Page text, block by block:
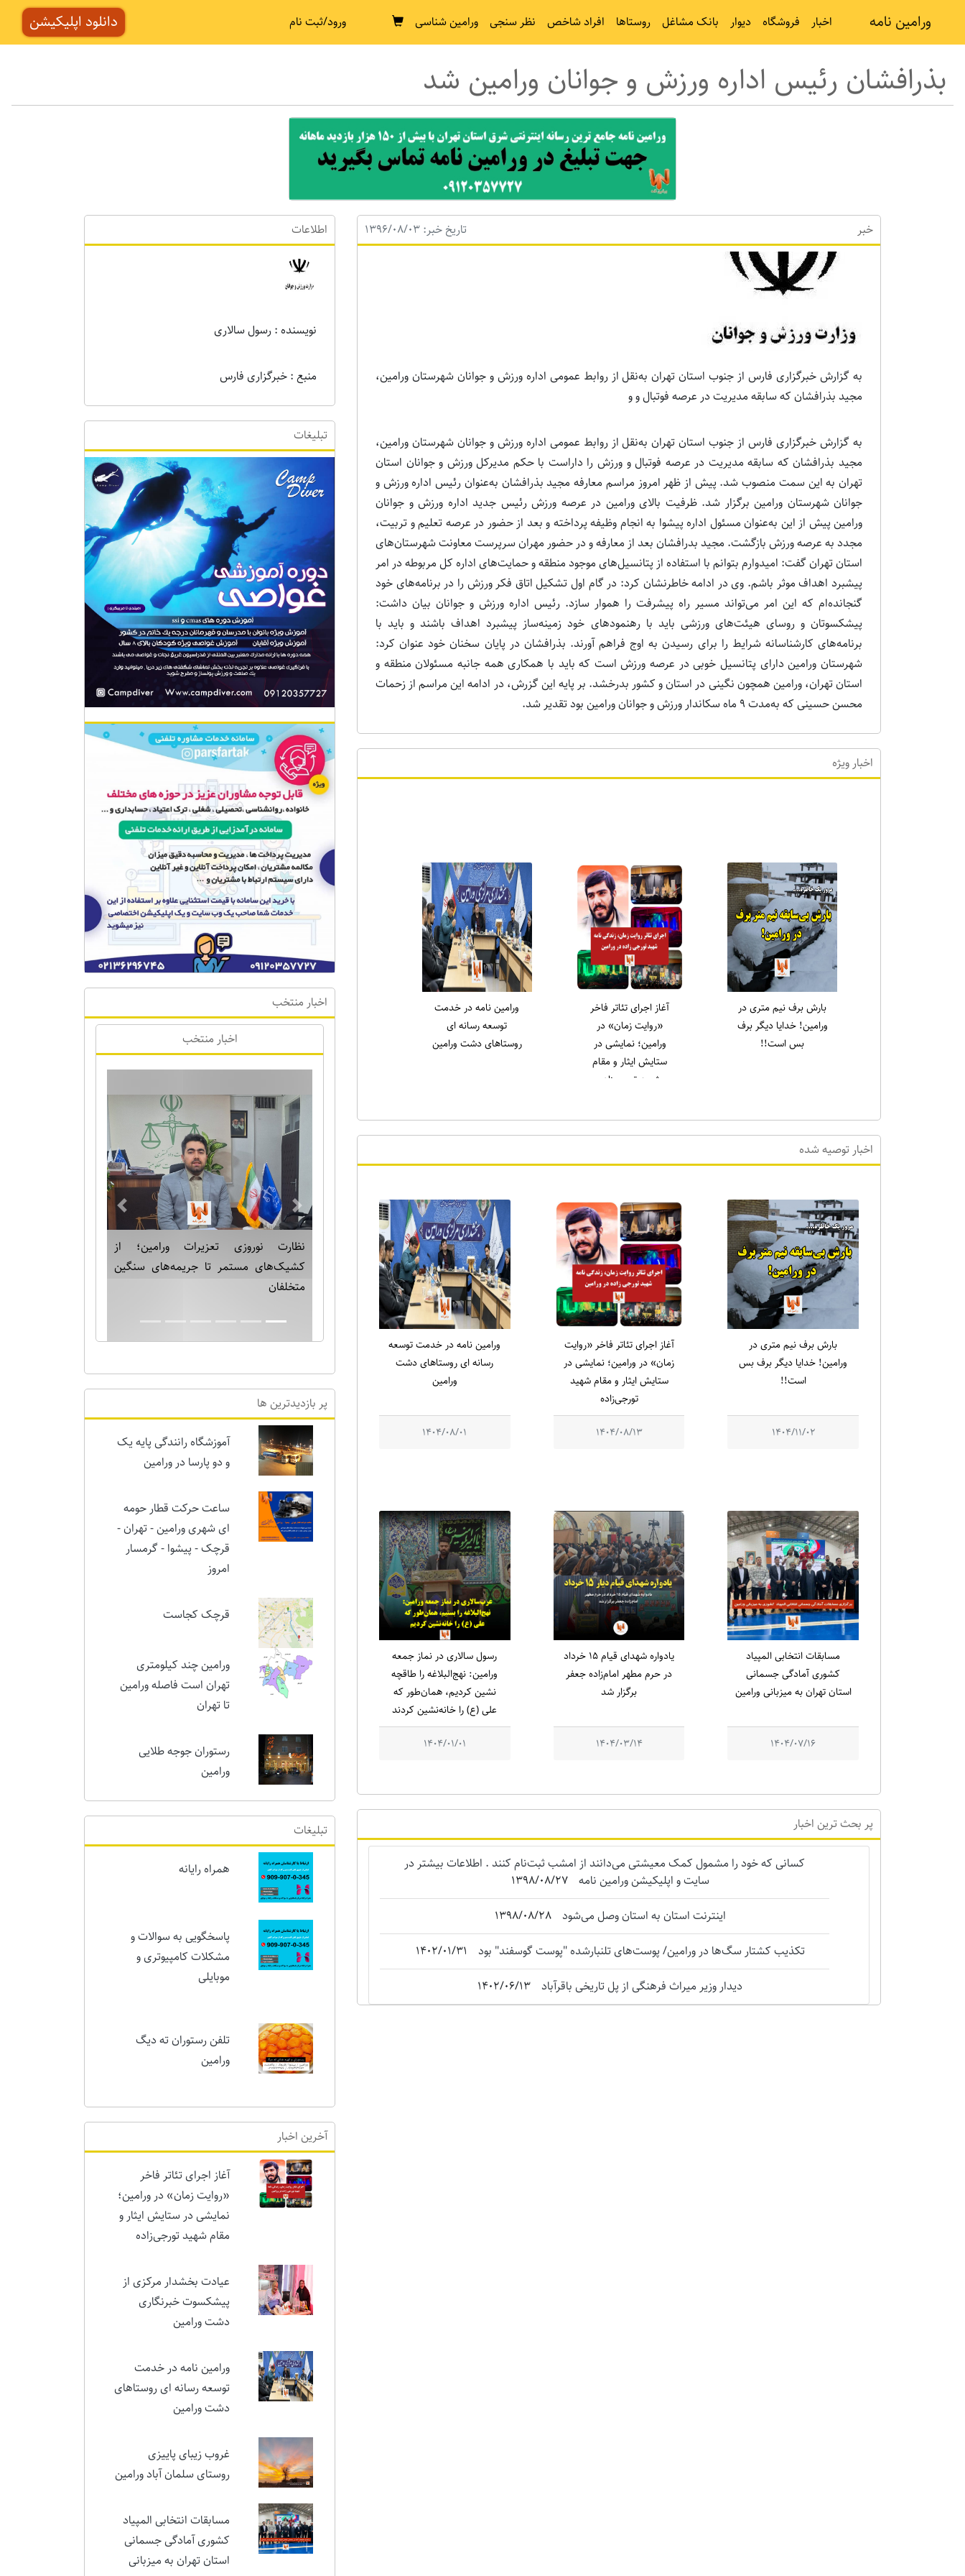
ورامین نامه اخبار فروشگاه دیوار بانک مشاغل روستاها افراد شاخص نظر سنجی ورامین شناسی ورود/ثبت نام دانلود اپلیکیشن
بذرافشان رئیس اداره ورزش و جوانان ورامین شد
خبر تاریخ خبر: 1396/08/03
به گزارش خبرگزاری فارس از جنوب استان تهران به‌نقل از روابط‌ عمومی اداره ورزش و جوانان شهرستان ورامین،
مجید بذرافشان که سابقه مدیریت در عرصه فوتبال و و
به گزارش خبرگزاری فارس از جنوب استان تهران به‌نقل از روابط‌ عمومی اداره ورزش و جوانان شهرستان ورامین،
مجید بذرافشان که سابقه مدیریت در عرصه فوتبال و ورزش را داراست با حکم مدیرکل ورزش و جوانان استان
تهران به این سمت منصوب شد. پیش از ظهر امروز مراسم معارفه مجید بذرافشان به‌عنوان رئیس اداره ورزش و
جوانان شهرستان ورامین برگزار شد. ظرفیت بالای ورامین در عرصه ورزش رئیس جدید اداره ورزش و جوانان
ورامین پیش از این به‌عنوان مسئول اداره پیشوا به انجام وظیفه پرداخته و بعد از حضور در عرصه تعلیم و تربیت،
مجدد به عرصه ورزش بازگشت. مجید بدرافشان بعد از معارفه و در حضور مهران سرپرست معاونت شهرستان‌های
استان تهران گفت: امیدوارم بتوانم با استفاده از پتانسیل‌های موجود منطقه و حمایت‌های اداره کل مربوطه در امر
پیشبرد اهداف موثر باشم. وی در ادامه خاطرنشان کرد: در گام اول تشکیل اتاق فکر ورزش را در برنامه‌های خود
گنجانده‌ام که این امر می‌تواند مسیر راه پیشرفت را هموار سازد. رئیس اداره ورزش و جوانان بیان داشت:
پیشکسوتان و روسای هیئت‌های ورزشی باید با رهنمودهای خود زمینه‌ساز پیشبرد اهداف باشند و باید با
برنامه‌های کارشناسانه شرایط را برای رسیدن به اوج فراهم آورند. بذرافشان در پایان سخنان خود عنوان کرد:
شهرستان ورامین دارای پتانسیل خوبی در عرصه ورزش است که باید با همکاری همه جانبه مسئولان منطقه و
استان تهران، ورامین همچون نگینی در استان و کشور بدرخشد. بر پایه این گزرش، در ادامه این مراسم از زحمات
محسن حسینی که به‌مدت 9 ماه سکاندار ورزش و جوانان ورامین بود تقدیر شد.
اخبار ویژه
یادواره شهدای قیام ۱۵
خرداد در حرم مطهر
امام‌زاده جعفر برگزار شد
رسول سالاری در نماز
جمعه ورامین:
نهج‌البلاغه را طاقچه
نشین کردیم، همان‌طور
که علی (ع) را خانه‌نشین
انتخاب دکتر علی میری
به عنوان جوان برتر
ورامین در حوزه ورزش
اخبار توصیه شده
بارش برف نیم متری در
ورامین! خدایا دیگر برف بس
است!!
1404/11/02
آغاز اجرای تئاتر فاخر «روایت
زمان» در ورامین؛ نمایشی در
ستایش ایثار و مقام شهید
تورجی‌زاده
1404/08/13
ورامین نامه در خدمت توسعه
رسانه ای روستاهای دشت
ورامین
1404/08/01
مسابقات انتخابی المپیاد
کشوری آمادگی جسمانی
استان تهران به میزبانی ورامین
1404/07/16
یادواره شهدای قیام ۱۵ خرداد
در حرم مطهر امام‌زاده جعفر
برگزار شد
1404/03/14
رسول سالاری در نماز جمعه
ورامین: نهج‌البلاغه را طاقچه
نشین کردیم، همان‌طور که
علی (ع) را خانه‌نشین کردند
1404/01/01
پر بحث ترین اخبار
کسانی که خود را مشمول کمک معیشتی می‌دانند از امشب ثبت‌نام کنند . اطلاعات بیشتر در
سایت و اپلیکیشن ورامین نامه
1398/08/27
اینترنت استان به استان وصل می‌شود
1398/08/28
تکذیب کشتار سگ‌ها در ورامین/ پوست‌های تلنبارشده "‌پوست گوسفند" بود
1402/01/31
دیدار وزیر میراث فرهنگی از پل تاریخی باقرآباد
1402/06/13
اطلاعات
نویسنده : رسول سالاری
منبع : خبرگزاری فارس
تبلیغات
اخبار منتخب
اخبار منتخب
بارش برف نیم متری در ورامین! خدایا دیگر
Previous Next
پر بازدیدترین ها
و دو پارسا در ورامین
ساعت حرکت قطار حومه
ای شهری ورامین - تهران -
امروز
قرچک کجاست
ورامین چند کیلومتری
تا تهران
رستوران جوجه طلایی
ورامین
تبلیغات
پاسخگویی به سوالات و
ورامین
آخرین اخبار
آغاز اجرای تئاتر فاخر
«روایت زمان» در ورامین؛
مقام شهید تورجی‌زاده
عیادت بخشدار مرکزی از
دشت ورامین
ورامین نامه در خدمت
دشت ورامین
روستای سلمان آباد ورامین
مسابقات انتخابی المپیاد